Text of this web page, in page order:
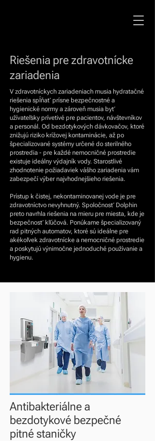
Riešenia pre zdravotnícke
zariadenia
V zdravotníckych zariadeniach musia hydratačné
riešenia spĺňať prísne bezpečnostné a
hygienické normy a zároveň musia byť
užívateľsky prívetivé pre pacientov, návštevníkov
a personál. Od bezdotykových dávkovačov, ktoré
znižujú riziko krížovej kontaminácie, až po
špecializované systémy určené do sterilného
prostredia - pre každé nemocničné prostredie
existuje ideálny výdajník vody. Starostlivé
zhodnotenie požiadaviek vášho zariadenia vám
zabezpečí výber najvhodnejšieho riešenia.
Prístup k čistej, nekontaminovanej vode je pre
zdravotníctvo nevyhnutný. Spoločnosť Dolphin
preto navrhla riešenia na mieru pre miesta, kde je
bezpečnosť kľúčová. Ponúkame špecializovaný
rad pitných automatov, ktoré sú ideálne pre
akékoľvek zdravotnícke a nemocničné prostredie
a poskytujú výnimočne jednoduché používanie a
hygienu.
Antibakteriálne a
bezdotykové bezpečné
pitné staničky